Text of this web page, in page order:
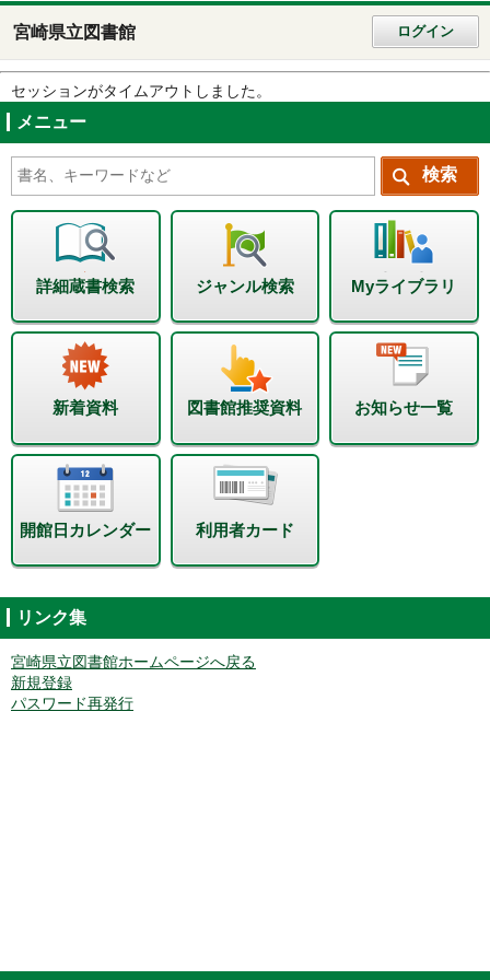
宮崎県立図書館 ログイン
セッションがタイムアウトしました。
メニュー
詳細蔵書検索 ジャンル検索 Myライブラリ
新着資料 図書館推奨資料 お知らせ一覧
開館日カレンダー 利用者カード
リンク集
宮崎県立図書館ホームページへ戻る
新規登録
パスワード再発行